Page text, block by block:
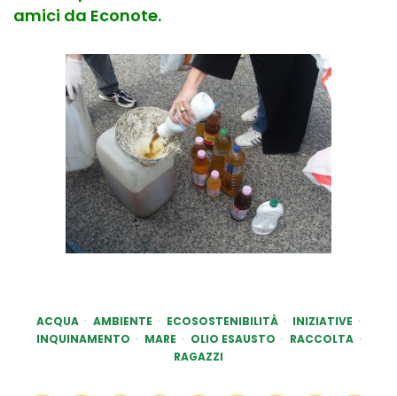
amici da Econote.
ACQUA AMBIENTE ECOSOSTENIBILITÀ
INIZIATIVE
INQUINAMENTO
MARE OLIO ESAUSTO
RACCOLTA
RAGAZZI